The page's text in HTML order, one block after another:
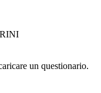
un questionario.